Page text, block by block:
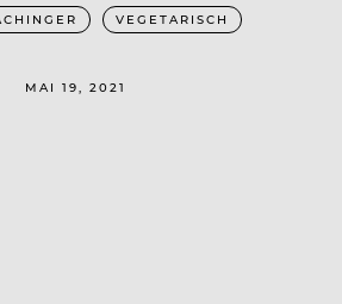
VEGETARISCH
MAI 19, 2021